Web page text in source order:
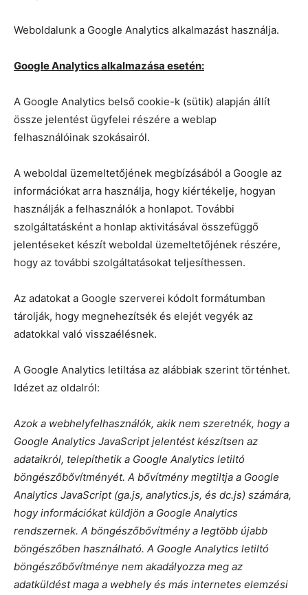
Weboldalunk a Google Analytics alkalmazást használja.
Google Analytics alkalmazása esetén:
A Google Analytics belső cookie-k (sütik) alapján állít
össze jelentést ügyfelei részére a weblap
felhasználóinak szokásairól.
A weboldal üzemeltetőjének megbízásából a Google az
információkat arra használja, hogy kiértékelje, hogyan
használják a felhasználók a honlapot. További
szolgáltatásként a honlap aktivitásával összefüggő
jelentéseket készít weboldal üzemeltetőjének részére,
hogy az további szolgáltatásokat teljesíthessen.
Az adatokat a Google szerverei kódolt formátumban
tárolják, hogy megnehezítsék és elejét vegyék az
adatokkal való visszaélésnek.
A Google Analytics letiltása az alábbiak szerint történhet.
Idézet az oldalról:
Azok a webhelyfelhasználók, akik nem szeretnék, hogy a
Google Analytics JavaScript jelentést készítsen az
adataikról, telepíthetik a Google Analytics letiltó
böngészőbővítményét. A bővítmény megtiltja a Google
Analytics JavaScript (ga.js, analytics.js, és dc.js) számára,
hogy információkat küldjön a Google Analytics
rendszernek. A böngészőbővítmény a legtöbb újabb
böngészőben használható. A Google Analytics letiltó
böngészőbővítménye nem akadályozza meg az
adatküldést maga a webhely és más internetes elemzési